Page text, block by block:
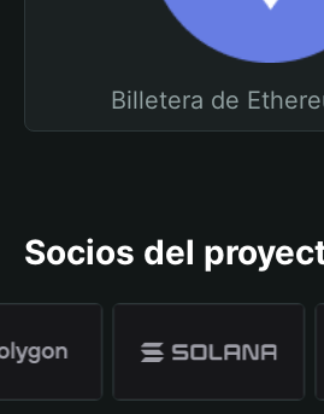
Billetera de
Socios del